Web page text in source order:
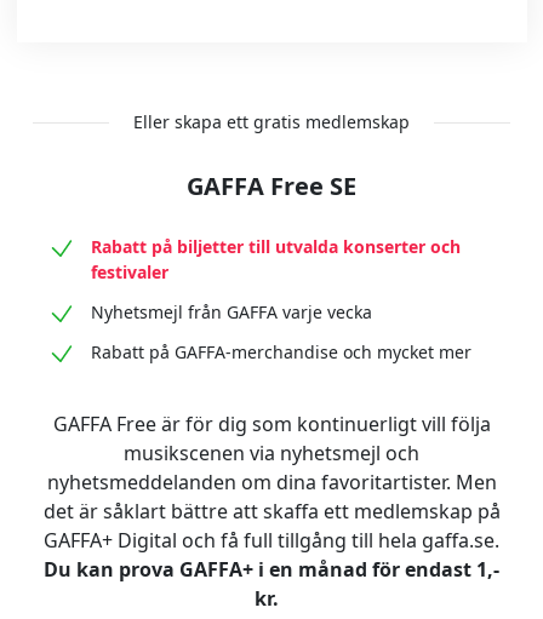
Eller skapa ett gratis medlemskap
GAFFA Free SE
Rabatt på biljetter till utvalda konserter och
festivaler
Nyhetsmejl från GAFFA varje vecka
Rabatt på GAFFA-merchandise och mycket mer
GAFFA Free är för dig som kontinuerligt vill följa
musikscenen via nyhetsmejl och
nyhetsmeddelanden om dina favoritartister. Men
det är såklart bättre att skaffa ett medlemskap på
GAFFA+ Digital och få full tillgång till hela gaffa.se.
Du kan prova GAFFA+ i en månad för endast 1,-
kr.